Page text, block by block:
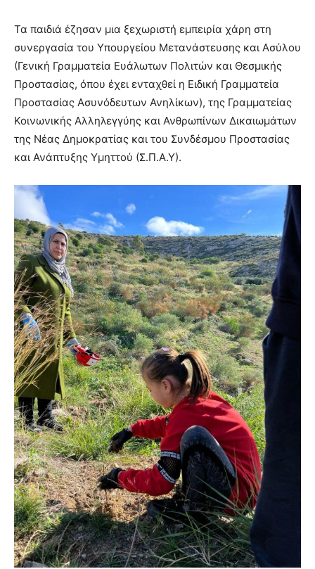
Τα παιδιά έζησαν μια ξεχωριστή εμπειρία χάρη στη
συνεργασία του Υπουργείου Μετανάστευσης και Ασύλου
(Γενική Γραμματεία Ευάλωτων Πολιτών και Θεσμικής
Προστασίας, όπου έχει ενταχθεί η Ειδική Γραμματεία
Προστασίας Ασυνόδευτων Ανηλίκων), της Γραμματείας
Κοινωνικής Αλληλεγγύης και Ανθρωπίνων Δικαιωμάτων
της Νέας Δημοκρατίας και του Συνδέσμου Προστασίας
και Ανάπτυξης Υμηττού (Σ.Π.Α.Υ).